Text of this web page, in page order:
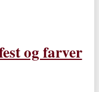
og farver